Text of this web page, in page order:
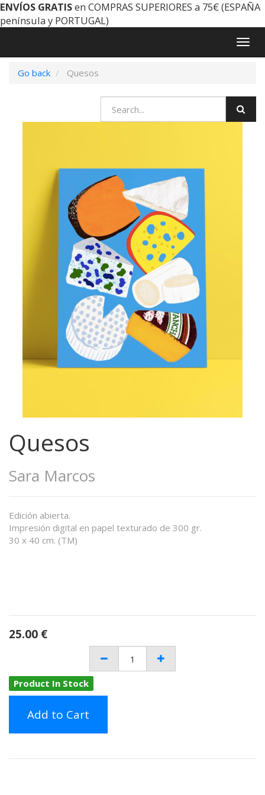
ENVÍOS GRATISen COMPRAS SUPERIORES a 75€ (ESPAÑA
península y PORTUGAL)
Go back
Quesos
Quesos
Sara Marcos
Edición abierta.
Impresión digital en papel texturado de 300 gr.
30 x 40 cm. (TM)
25.00 €
Product In Stock
Add to Cart